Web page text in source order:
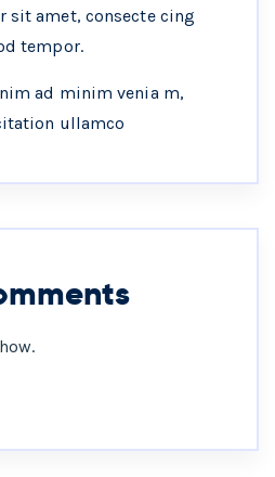
sit amet, consecte cing
tempor.
ad minim venia m,
ullamco